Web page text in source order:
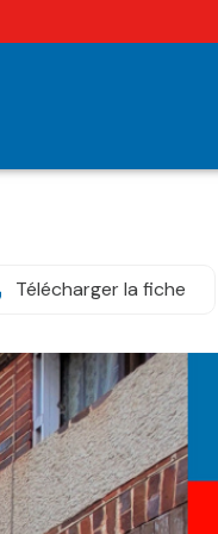
Télécharger la fiche